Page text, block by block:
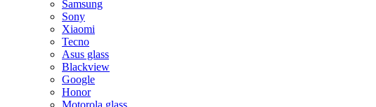
Samsung
Sony
Xiaomi
Tecno
Asus glass
Blackview
Google
Honor